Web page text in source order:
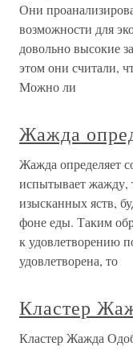
Они
возможности для
довольно высокие
этом они считали,
Можно ли
Жажда
Жажда определяет
испытывает жажду,
изысканных яств,
фоне еды. Таким
к удовлетворению
удовлетворена, то
Кластер
Кластер Жажда